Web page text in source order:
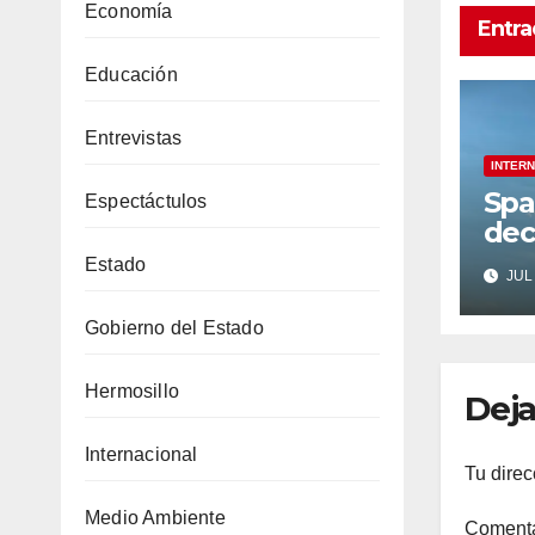
Economía
Educación
Entrevistas
Espectáctulos
Estado
Gobierno del Estado
Hermosillo
Internacional
Medio Ambiente
de
en
JUL
Tu